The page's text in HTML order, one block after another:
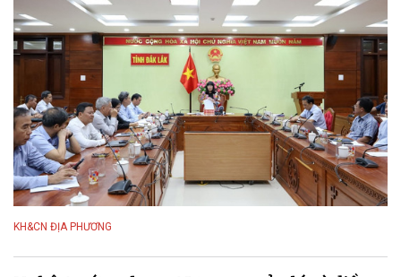
KH&CN ĐỊA PHƯƠNG